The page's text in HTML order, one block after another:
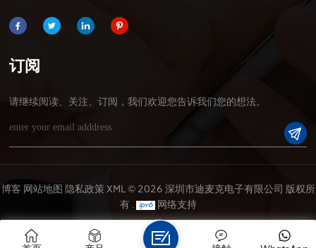
订阅
请继续阅读、关注、订阅，我们欢迎您告诉我们您的想法。
博客 网站地图 隐私政策 XML© 2026 深圳市迪麦克电子有限公司 版权所
有 .
网络支持